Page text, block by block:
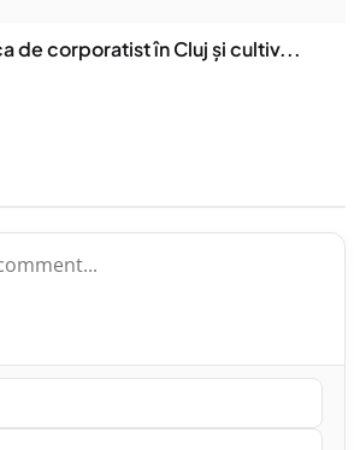
de corporatist în Cluj și cultiv...